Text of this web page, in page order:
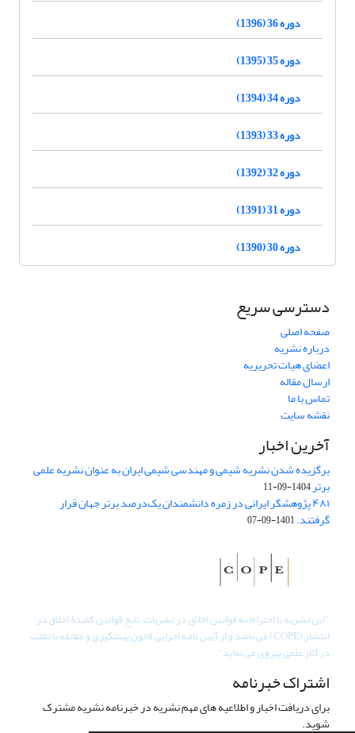
دوره 36 (1396)
دوره 35 (1395)
دوره 34 (1394)
دوره 33 (1393)
دوره 32 (1392)
دوره 31 (1391)
دوره 30 (1390)
دسترسی سریع
صفحه اصلی
درباره نشریه
اعضای هیات تحریریه
ارسال مقاله
تماس با ما
نقشه سایت
آخرین اخبار
برگزیده شدن نشریه شیمی و مهندسی شیمی ایران به عنوان نشریه علمی
برتر1404-09-11
۴۸۱ پژوهشگر ایرانی در زمره دانشمندان یک‌درصد برتر جهان قرار
گرفتند.1401-09-07
"این نشریه با احترام به قوانین اخلاق در نشریات، تابع قوانین کمیتۀ اخلاق در
انتشار (COPE) می باشد و از آیین نامه اجرایی قانون پیشگیری و مقابله با تقلب
در آثار علمی پیروی می نماید".
اشتراک خبرنامه
برای دریافت اخبار و اطلاعیه های مهم نشریه در خبرنامه نشریه مشترک
شوید.